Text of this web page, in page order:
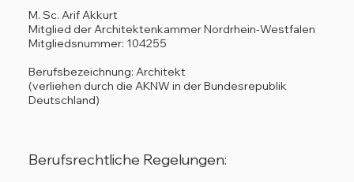
M. Sc. Arif Akkurt
Mitglied der Architektenkammer Nordrhein-Westfalen
Mitgliedsnummer: 104255
Berufsbezeichnung: Architekt
(verliehen durch die AKNW in der Bundesrepublik
Deutschland)
Berufsrechtliche Regelungen: